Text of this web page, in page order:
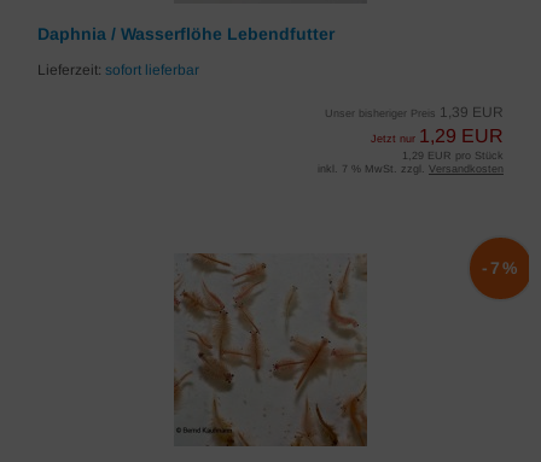
Daphnia / Wasserflöhe Lebendfutter
Lieferzeit: sofort lieferbar
Unser bisheriger Preis 1,39 EUR
Jetzt nur 1,29 EUR
1,29 EUR pro Stück
inkl. 7 % MwSt. zzgl. Versandkosten
-7%